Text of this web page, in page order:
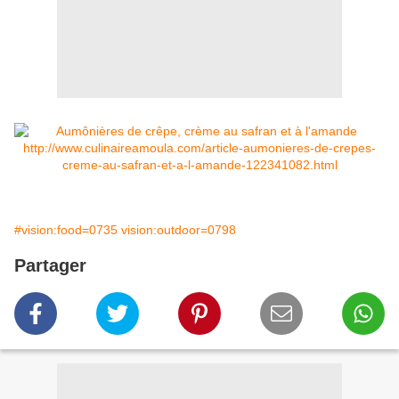
#vision:food=0735 vision:outdoor=0798
Partager